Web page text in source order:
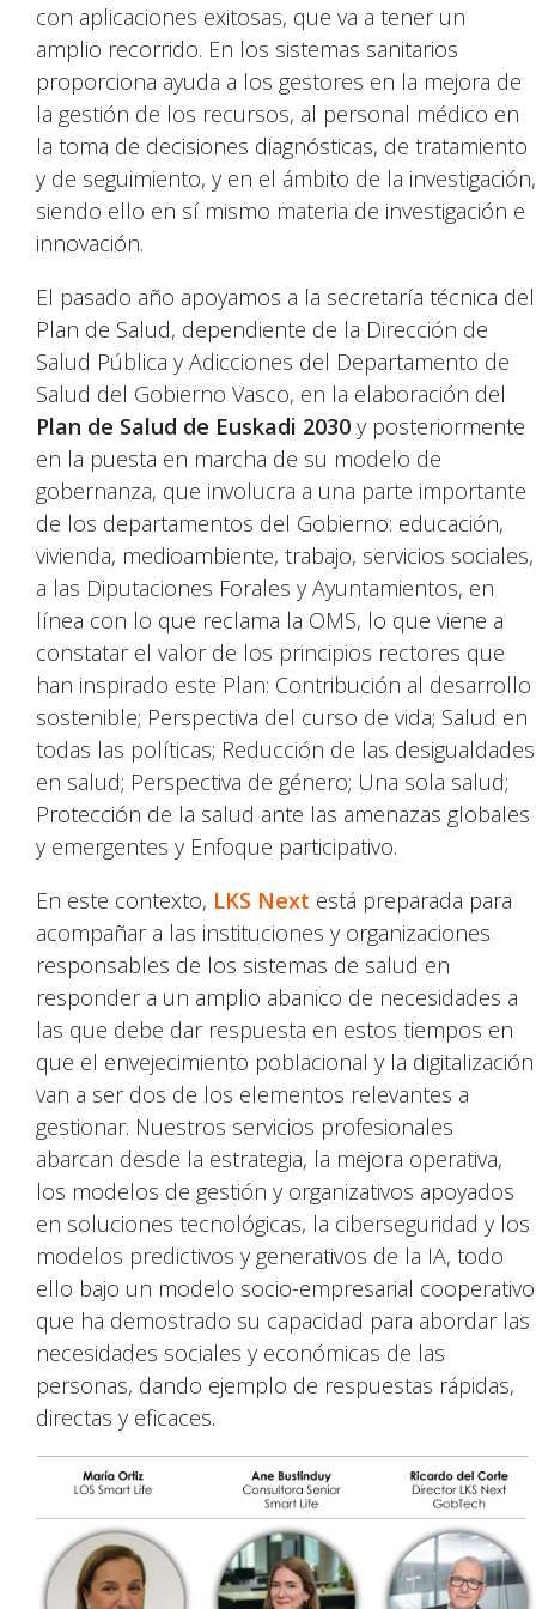
con aplicaciones exitosas, que va a tener un
amplio recorrido. En los sistemas sanitarios
proporciona ayuda a los gestores en la mejora de
la gestión de los recursos, al personal médico en
la toma de decisiones diagnósticas, de tratamiento
y de seguimiento, y en el ámbito de la investigación,
siendo ello en sí mismo materia de investigación e
innovación.
El pasado año apoyamos a la secretaría técnica del
Plan de Salud, dependiente de la Dirección de
Salud Pública y Adicciones del Departamento de
Salud del Gobierno Vasco, en la elaboración del
Plan de Salud de Euskadi 2030 y posteriormente
en la puesta en marcha de su modelo de
gobernanza, que involucra a una parte importante
de los departamentos del Gobierno: educación,
vivienda, medioambiente, trabajo, servicios sociales,
a las Diputaciones Forales y Ayuntamientos, en
línea con lo que reclama la OMS, lo que viene a
constatar el valor de los principios rectores que
han inspirado este Plan: Contribución al desarrollo
sostenible; Perspectiva del curso de vida; Salud en
todas las políticas; Reducción de las desigualdades
en salud; Perspectiva de género; Una sola salud;
Protección de la salud ante las amenazas globales
y emergentes y Enfoque participativo.
En este contexto, LKS Next está preparada para
acompañar a las instituciones y organizaciones
responsables de los sistemas de salud en
responder a un amplio abanico de necesidades a
las que debe dar respuesta en estos tiempos en
que el envejecimiento poblacional y la digitalización
van a ser dos de los elementos relevantes a
gestionar. Nuestros servicios profesionales
abarcan desde la estrategia, la mejora operativa,
los modelos de gestión y organizativos apoyados
en soluciones tecnológicas, la ciberseguridad y los
modelos predictivos y generativos de la IA, todo
ello bajo un modelo socio-empresarial cooperativo
que ha demostrado su capacidad para abordar las
necesidades sociales y económicas de las
personas, dando ejemplo de respuestas rápidas,
directas y eficaces.